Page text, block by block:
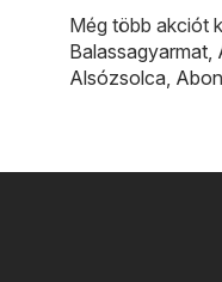
Még több akciót
Balassagyarmat
Alsózsolca